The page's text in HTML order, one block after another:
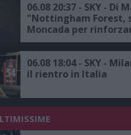
06.08 20:37 - SKY - Di
"Nottingham Forest,
Moncada per
sportiva, proposta
Milan"
06.08 18:04 - SKY -
il rientro in Italia